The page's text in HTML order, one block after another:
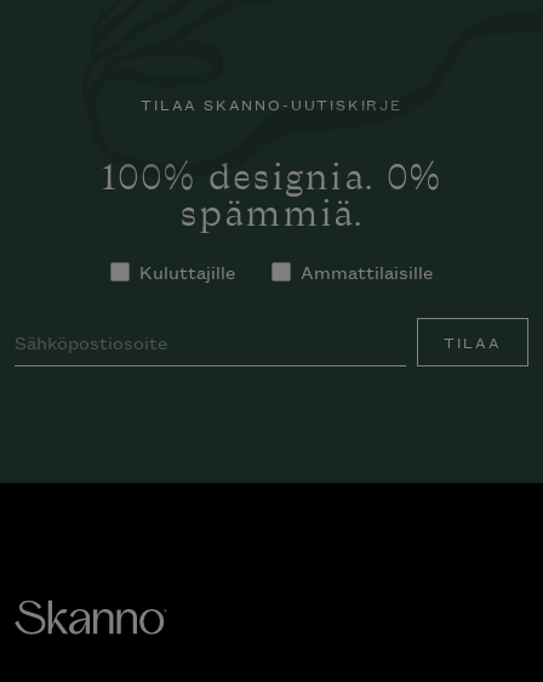
TILAA SKANNO-UUTISKIRJE
100% designia. 0%
spämmiä.
Kuluttajille Ammattilaisille
TILAA